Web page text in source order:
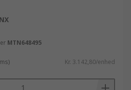
MTN648495
Kr. 3.142,80/enhed